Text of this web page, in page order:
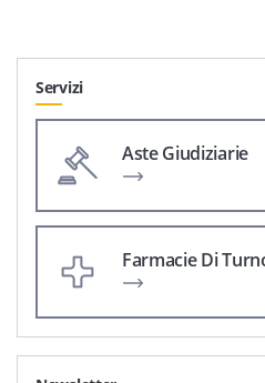
Servizi
Aste Giudiziarie
Farmacie Di